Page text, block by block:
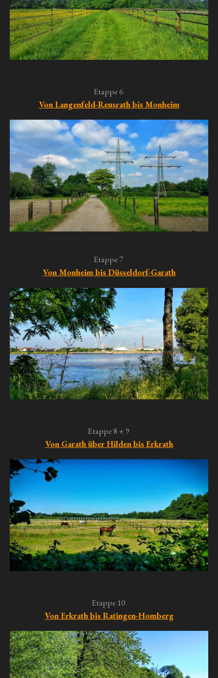
Etappe 6
Von Langenfeld-Reusrath bis Monheim
Etappe 7
Von Monheim bis Düsseldorf-Garath
Etappe 8 + 9
Von Garath über Hilden bis Erkrath
Etappe 10
Von Erkrath bis Ratingen-Homberg